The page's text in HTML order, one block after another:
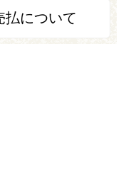
払について